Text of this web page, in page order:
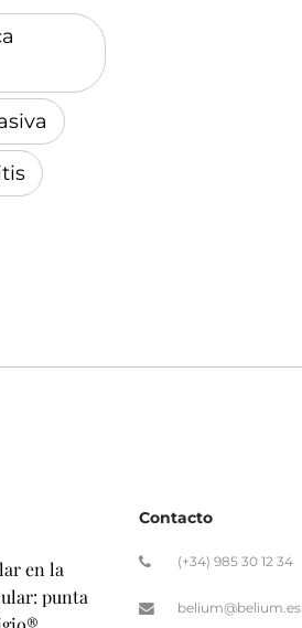
en la
punta
Contacto
(+34) 985 30 12 34
belium@belium.es